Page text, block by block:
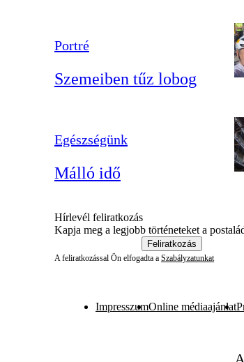
Portré
Szemeiben tűz lobog
Egészségünk
Málló idő
Hírlevél feliratkozás
Kapja meg a legjobb történeteket a
Feliratkozás
A feliratkozással Ön elfogadta a Szabályzatunkat
ImpresszumOnline médiaajánlat